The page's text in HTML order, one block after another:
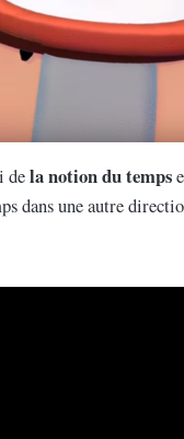
dela notion du temps
dans une autre